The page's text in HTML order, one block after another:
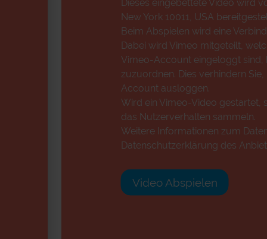
New York 10011, USA
Beim Abspielen wird eine
Dabei wird Vimeo mitgeteilt,
Vimeo-Account eingeloggt sind,
zuzuordnen. Dies verhindern
Account ausloggen.
Wird ein Vimeo-Video gestartet,
das Nutzerverhalten sammeln.
Weitere Informationen zum
Datenschutzerklärung des
Video Abspielen